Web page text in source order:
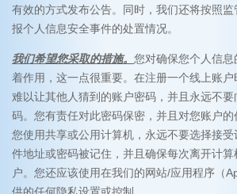
有效的方式发布公告。同时，我们还将按照
报个人信息安全事件的处置情况。
我们希望您采取的措施。 您对确保您个人信
着作用，这一点很重要。在注册一个线上账
难以让其他人猜到的账户密码，并且永远不
码。您有责任对此密码保密，并且对您账户
您使用共享或公用计算机，永远不要选择接
件地址或密码被记住，并且确保每次离开计
户。您还应该使用在我们的网站/应用程序（